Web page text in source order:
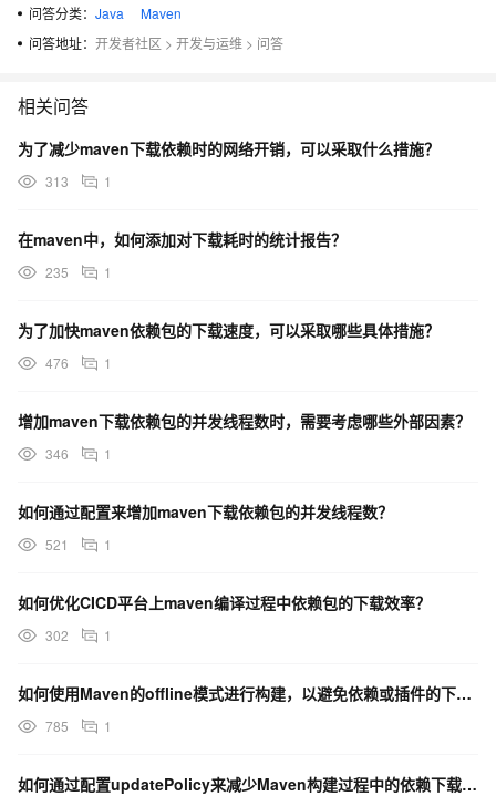
问答分类： Java
Maven
问答地址： 开发者社区 > 开发与运维 > 问答
相关问答
为了减少maven下载依赖时的网络开销，可以采取什么措施？
313 1
在maven中，如何添加对下载耗时的统计报告？
235 1
为了加快maven依赖包的下载速度，可以采取哪些具体措施？
476 1
增加maven下载依赖包的并发线程数时，需要考虑哪些外部因素？
346 1
如何通过配置来增加maven下载依赖包的并发线程数？
521 1
如何优化CICD平台上maven编译过程中依赖包的下载效率？
302 1
如何使用Maven的offline模式进行构建，以避免依赖或插件的下载更新？
785 1
如何通过配置updatePolicy来减少Maven构建过程中的依赖下载与更新时间？